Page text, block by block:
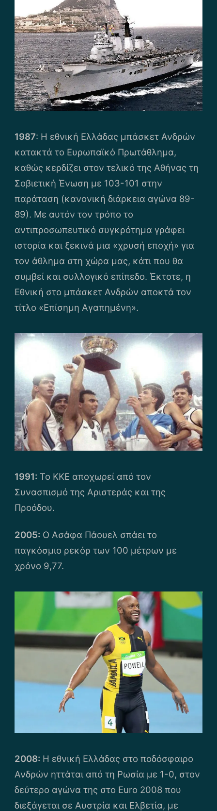
1987: Η εθνική Ελλάδας μπάσκετ Ανδρών
κατακτά το Ευρωπαϊκό Πρωτάθλημα,
καθώς κερδίζει στον τελικό της Αθήνας τη
Σοβιετική Ένωση με 103-101 στην
παράταση (κανονική διάρκεια αγώνα 89-
89). Με αυτόν τον τρόπο το
αντιπροσωπευτικό συγκρότημα γράφει
ιστορία και ξεκινά μια «χρυσή εποχή» για
τον άθλημα στη χώρα μας, κάτι που θα
συμβεί και συλλογικό επίπεδο. Έκτοτε, η
Εθνική στο μπάσκετ Ανδρών αποκτά τον
τίτλο «Επίσημη Αγαπημένη».
1991: Το ΚΚΕ αποχωρεί από τον
Συνασπισμό της Αριστεράς και της
Προόδου.
2005: Ο Ασάφα Πάουελ σπάει το
παγκόσμιο ρεκόρ των 100 μέτρων με
χρόνο 9,77.
2008: Η εθνική Ελλάδας στο ποδόσφαιρο
Ανδρών ηττάται από τη Ρωσία με 1-0, στον
δεύτερο αγώνα της στο Euro 2008 που
διεξάγεται σε Αυστρία και Ελβετία, με